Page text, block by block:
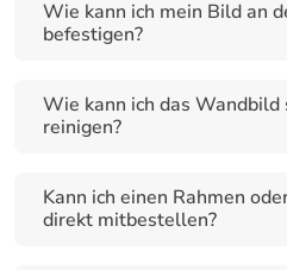
Wie kann ich mein Bild an
befestigen?
Wie kann ich das Wandbild
reinigen?
Kann ich einen Rahmen
direkt mitbestellen?